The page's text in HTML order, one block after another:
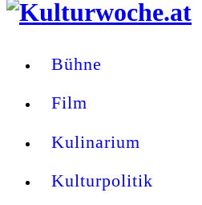
Bühne
Film
Kulinarium
Kulturpolitik